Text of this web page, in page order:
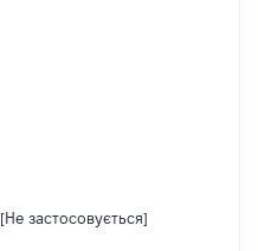
[Не застосовується]